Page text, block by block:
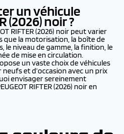
un véhicule
(2026)noir ?
RIFTER (2026) noir peut varier
la motorisation, la boîte de
le niveau de gamme, la finition, le
de mise en circulation.
un vaste choix de véhicules
neufs et d’occasion avec un prix
envisager sereinement
RIFTER (2026) noir en